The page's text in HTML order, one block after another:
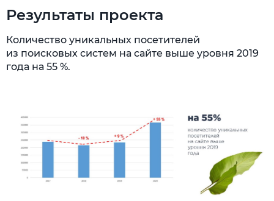
Результаты проекта
Количество уникальных посетителей
из поисковых систем на сайте выше уровня 2019
года на 55 %.